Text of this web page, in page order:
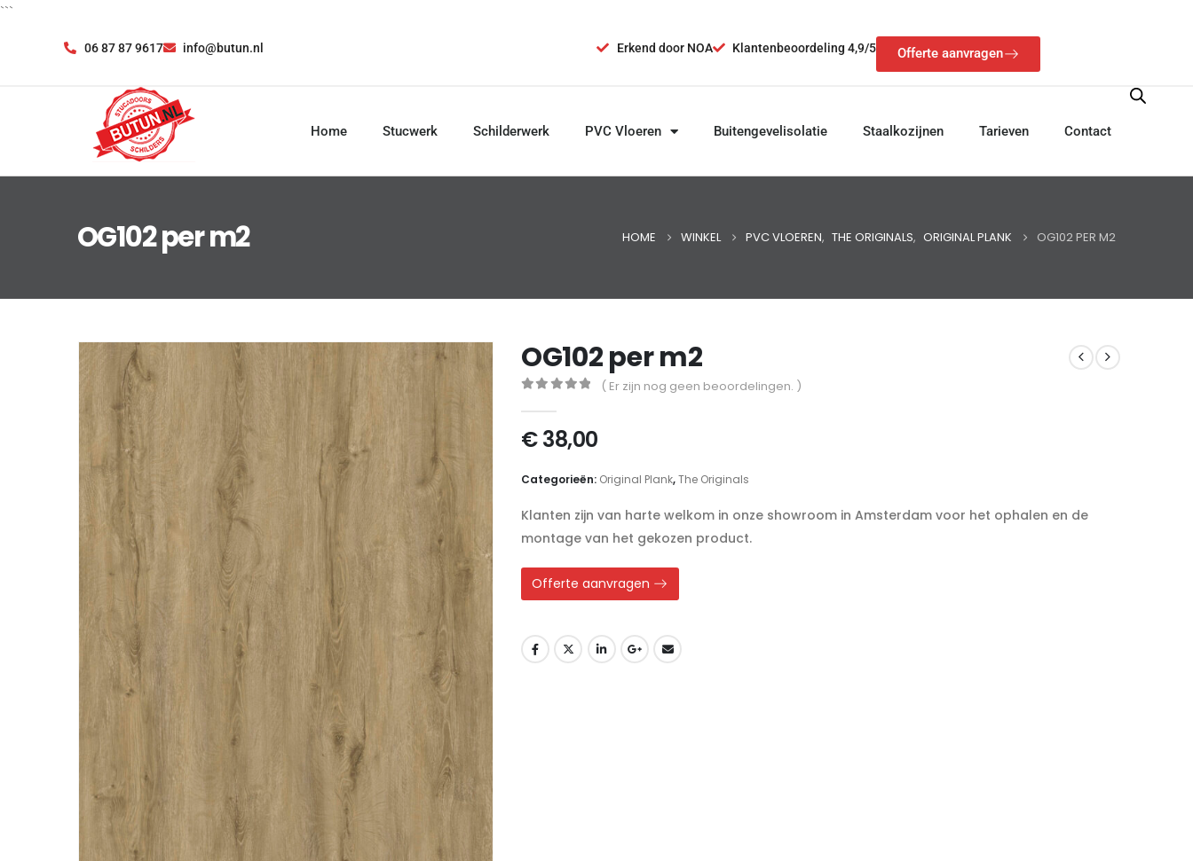
```
06 87 87 9617 info@butun.nl Erkend door NOA Klantenbeoordeling 4,9/5 Offerte aanvragen
Home Stucwerk Schilderwerk PVC Vloeren Buitengevelisolatie Staalkozijnen Tarieven Contact
OG102 per m2 HOME WINKEL PVC VLOEREN, THE ORIGINALS, ORIGINAL PLANK OG102 PER M2
OG102 per m2
( Er zijn nog geen beoordelingen. )
€38,00
Categorieën: Original Plank,The Originals
Klanten zijn van harte welkom in onze showroom in Amsterdam voor het ophalen en de
montage van het gekozen product.
Offerte aanvragen